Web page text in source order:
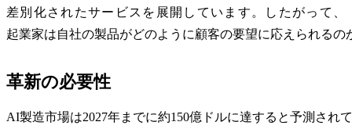
差別化されたサービスを展開しています。したがって、
起業家は自社の製品がどのように顧客の要望に応えられる
革新の必要性
AI製造市場は2027年までに約150億ドルに達すると予測され